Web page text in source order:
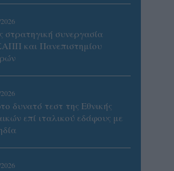
στρατηγική συνεργασία
και Πανεπιστημίου
δυνατό τεστ της Εθνικής
επί ιταλικού εδάφους με